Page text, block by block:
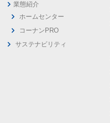
業態紹介
ホームセンター
コーナンPRO
サステナビリティ